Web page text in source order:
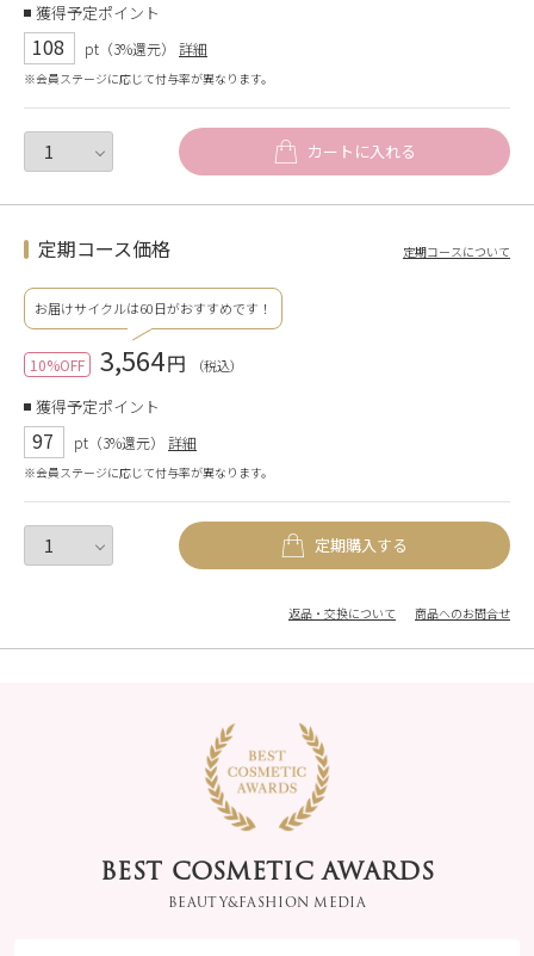
獲得予定ポイント
108 pt（3%還元） 詳細
※会員ステージに応じて付与率が異なります。
カートに入れる
定期コース価格 定期コースについて
お届けサイクルは60日がおすすめです！
10%OFF 3,564円 （税込）
獲得予定ポイント
97 pt（3%還元） 詳細
※会員ステージに応じて付与率が異なります。
定期購入する
返品・交換について 商品へのお問合せ
BEST COSMETIC AWARDS
BEAUTY&FASHION MEDIA